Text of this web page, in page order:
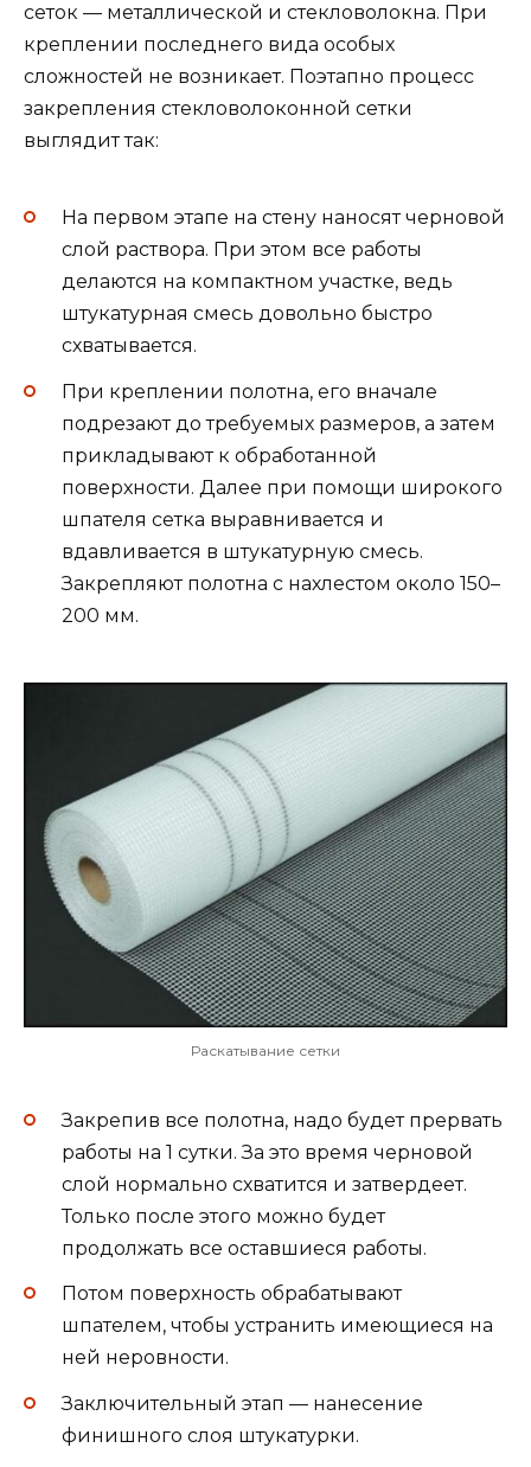
сеток — металлической и стекловолокна. При
креплении последнего вида особых
сложностей не возникает. Поэтапно процесс
закрепления стекловолоконной сетки
выглядит так:
На первом этапе на стену наносят черновой
слой раствора. При этом все работы
делаются на компактном участке, ведь
штукатурная смесь довольно быстро
схватывается.
При креплении полотна, его вначале
подрезают до требуемых размеров, а затем
прикладывают к обработанной
поверхности. Далее при помощи широкого
шпателя сетка выравнивается и
вдавливается в штукатурную смесь.
Закрепляют полотна с нахлестом около 150–
200 мм.
Раскатывание сетки
Закрепив все полотна, надо будет прервать
работы на 1 сутки. За это время черновой
слой нормально схватится и затвердеет.
Только после этого можно будет
продолжать все оставшиеся работы.
Потом поверхность обрабатывают
шпателем, чтобы устранить имеющиеся на
ней неровности.
Заключительный этап — нанесение
финишного слоя штукатурки.